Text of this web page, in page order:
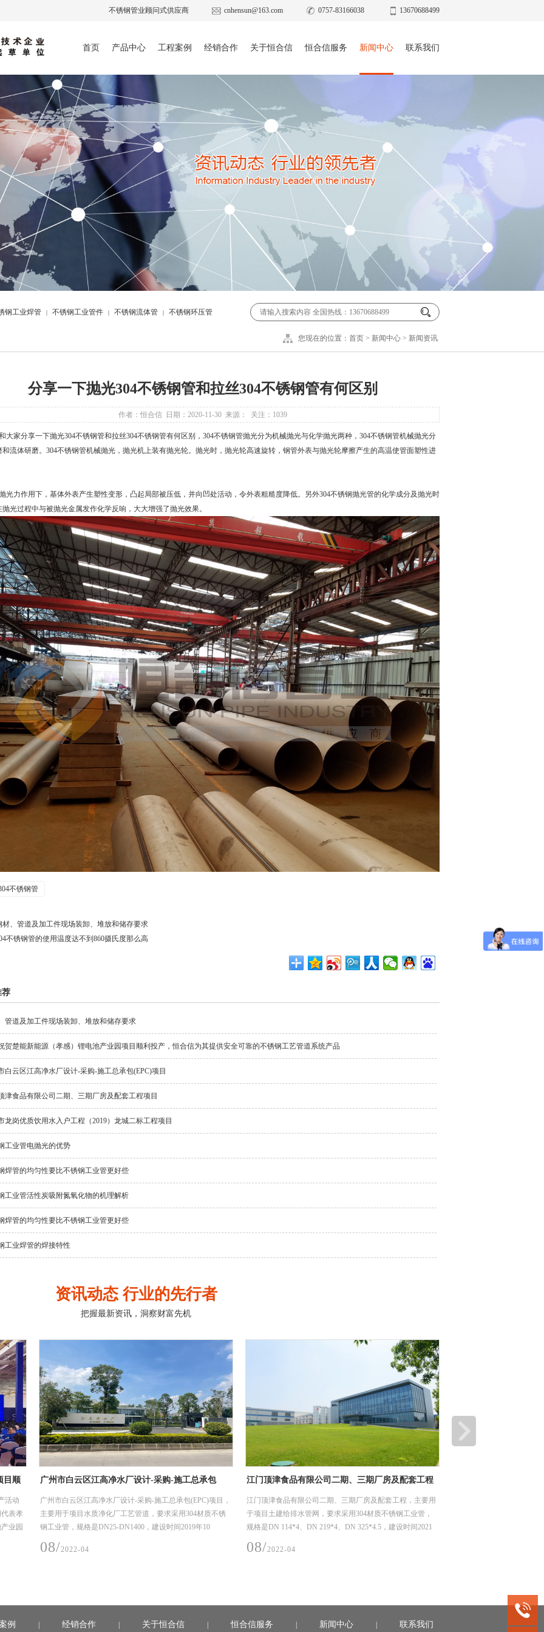
不锈钢管业顾问式供应商 cnhensun@163.com 0757-83166038 13670688499
首页 产品中心 工程案例 经销合作 关于恒合信 恒合信服务 新闻中心 联系我们
钢工业焊管 | 不锈钢工业管件 | 不锈钢流体管 | 不锈钢环压管
您现在的位置： 首页 > 新闻中心 > 新闻资讯
分享一下抛光304不锈钢管和拉丝304不锈钢管有何区别
作者：恒合信 日期：2020-11-30 来源： 关注： 1039
家分享一下抛光304不锈钢管和拉丝304不锈钢管有何区别， 304不锈钢管抛光分为机械抛光与化学抛光两种， 304不锈钢管机械抛光分
和流体研磨。304不锈钢管机械抛光，抛光机上装有抛光轮。抛光时，抛光轮高速旋转，钢管外表与抛光轮摩擦产生的高温使管面塑性进
力作用下，基体外表产生塑性变形，凸起局部被压低，并向凹处活动，令外表粗糙度降低。另外304不锈钢抛光管的化学成分及抛光时
抛光过程中与被抛光金属发作化学反响，大大增强了抛光效果。
不锈钢管
材、管道及加工件现场装卸、堆放和储存要求
不锈钢管的使用温度达不到860摄氏度那么高
荐
管道及加工件现场装卸、堆放和储存要求
贺楚能新能源（孝感）锂电池产业园项目顺利投产，恒合信为其提供安全可靠的不锈钢工艺管道系统产品
白云区江高净水厂设计-采购-施工总承包(EPC)项目
津食品有限公司二期、三期厂房及配套工程项目
龙岗优质饮用水入户工程（2019）龙城二标工程项目
工业管电抛光的优势
焊管的均匀性要比不锈钢工业管更好些
工业管活性炭吸附氮氧化物的机理解析
焊管的均匀性要比不锈钢工业管更好些
工业焊管的焊接特性
资讯动态 行业的先行者
把握最新资讯，洞察财富先机
目顺
活动
表孝
业园
广州市白云区江高净水厂设计-采购-施工总承包
广州市白云区江高净水厂设计-采购-施工总承包(EPC)项目，
主要用于项目水质净化厂工艺管道，要求采用304材质不锈
钢工业管，规格是DN25-DN1400，建设时间2019年10
08/2022-04
江门顶津食品有限公司二期、三期厂房及配套工程
江门顶津食品有限公司二期、三期厂房及配套工程，主要用
于项目土建给排水管网，要求采用304材质不锈钢工业管，
规格是DN 114*4、DN 219*4、DN 325*4.5，建设时间2021
08/2022-04
例 | 经销合作 | 关于恒合信 | 恒合信服务 | 新闻中心 | 联系我们